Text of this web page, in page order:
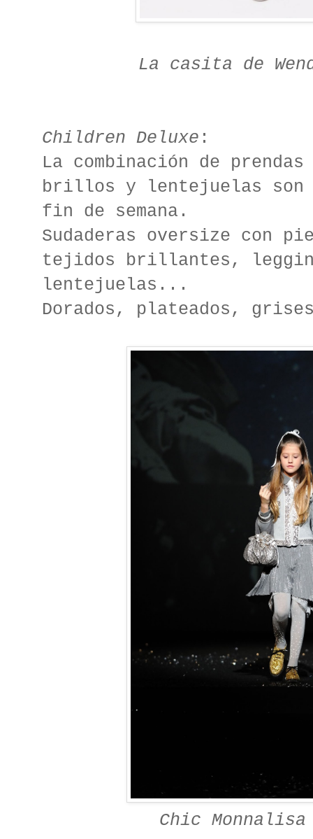
La casita de
Children Deluxe :
La combinación de
brillos y lentejuelas son
fin de semana.
Sudaderas oversize con
tejidos brillantes,
lentejuelas...
Dorados, plateados,
Chic Monnalisa